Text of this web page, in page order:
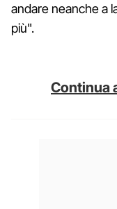
andare neanche a
più".
Continua